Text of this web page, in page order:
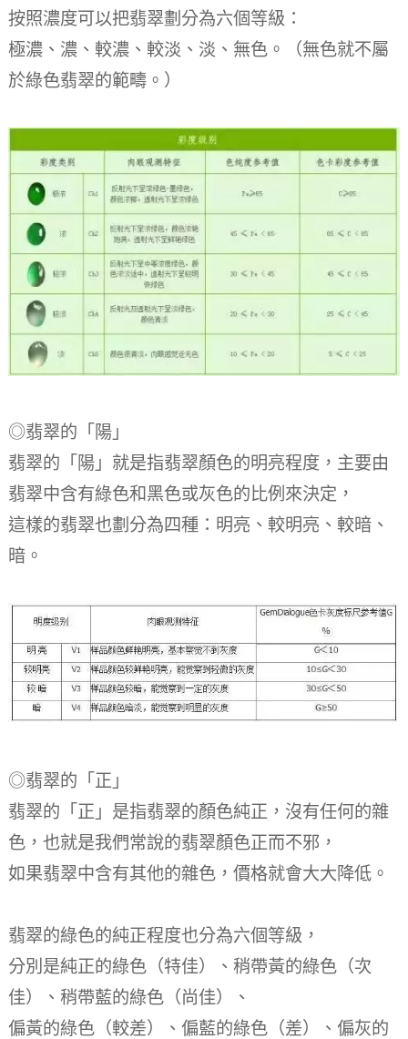
按照濃度可以把翡翠劃分為六個等級：
極濃、濃、較濃、較淡、淡、無色。（無色就不屬
於綠色翡翠的範疇。）
◎翡翠的「陽」
翡翠的「陽」就是指翡翠顏色的明亮程度，主要由
翡翠中含有綠色和黑色或灰色的比例來決定，
這樣的翡翠也劃分為四種：明亮、較明亮、較暗、
暗。
◎翡翠的「正」
翡翠的「正」是指翡翠的顏色純正，沒有任何的雜
色，也就是我們常說的翡翠顏色正而不邪，
如果翡翠中含有其他的雜色，價格就會大大降低。
翡翠的綠色的純正程度也分為六個等級，
分別是純正的綠色（特佳）、稍帶黃的綠色（次
佳）、稍帶藍的綠色（尚佳）、
偏黃的綠色（較差）、偏藍的綠色（差）、偏灰的